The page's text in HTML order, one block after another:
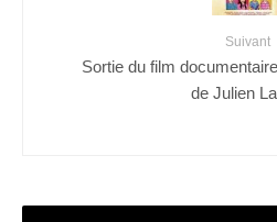
Suivant
Sortie du film
de Julien